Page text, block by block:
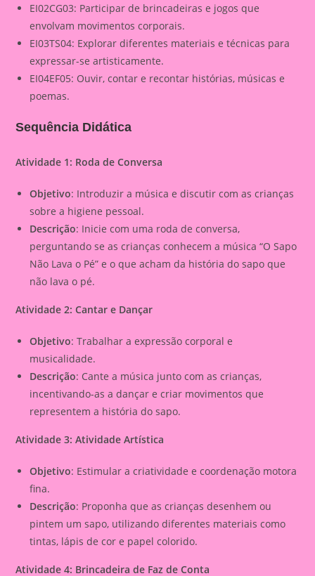
EI02CG03: Participar de brincadeiras e jogos que
envolvam movimentos corporais.
EI03TS04: Explorar diferentes materiais e técnicas para
expressar-se artisticamente.
EI04EF05: Ouvir, contar e recontar histórias, músicas e
poemas.
Sequência Didática
Atividade 1: Roda de Conversa
Objetivo: Introduzir a música e discutir com as crianças
sobre a higiene pessoal.
Descrição: Inicie com uma roda de conversa,
perguntando se as crianças conhecem a música “O Sapo
Não Lava o Pé” e o que acham da história do sapo que
não lava o pé.
Atividade 2: Cantar e Dançar
Objetivo: Trabalhar a expressão corporal e
musicalidade.
Descrição: Cante a música junto com as crianças,
incentivando-as a dançar e criar movimentos que
representem a história do sapo.
Atividade 3: Atividade Artística
Objetivo: Estimular a criatividade e coordenação motora
fina.
Descrição: Proponha que as crianças desenhem ou
pintem um sapo, utilizando diferentes materiais como
tintas, lápis de cor e papel colorido.
Atividade 4: Brincadeira de Faz de Conta